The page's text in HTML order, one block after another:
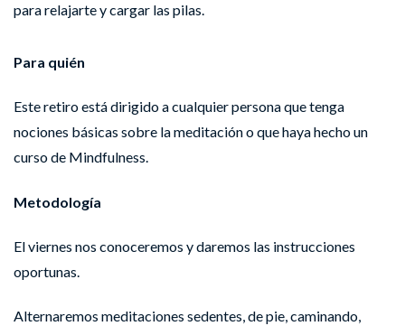
para relajarte y cargar las pilas.
Para quién
Este retiro está dirigido a cualquier persona que tenga
nociones básicas sobre la meditación o que haya hecho un
curso de Mindfulness.
Metodología
El viernes nos conoceremos y daremos las instrucciones
oportunas.
Alternaremos meditaciones sedentes, de pie, caminando,